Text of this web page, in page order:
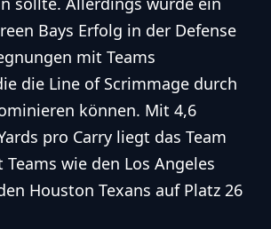
Bays Erfolg in der Defense
mit Teams
die Line of Scrimmage durch
können. Mit 4,6
pro Carry liegt das Team
wie den Los Angeles
Houston Texans auf Platz 26